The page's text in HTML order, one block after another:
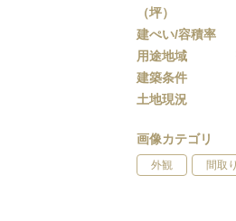
（坪）
建ぺい/容積率
用途地域
建築条件
土地現況
画像カテゴリ
外観 間取り